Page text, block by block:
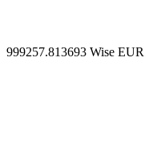
999257.813693 Wise EUR